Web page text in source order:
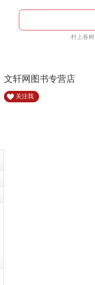
村上春树
文轩网图书专营店
关注我